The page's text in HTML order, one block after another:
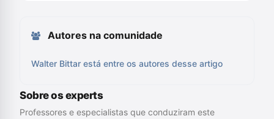
Autores na comunidade
Walter Bittar está entre os autores desse artigo
Sobre os experts
Professores e especialistas que conduziram este